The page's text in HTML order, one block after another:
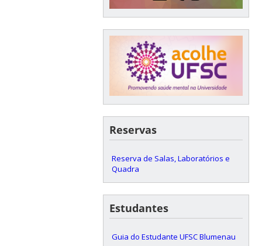
Reservas
Reserva de Salas, Laboratórios e
Quadra
Estudantes
Guia do Estudante UFSC Blumenau